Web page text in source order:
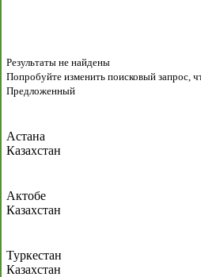
Результаты не найдены
Попробуйте изменить поисковый запрос,
Предложенный
Астана
Казахстан
Актобе
Казахстан
Туркестан
Казахстан